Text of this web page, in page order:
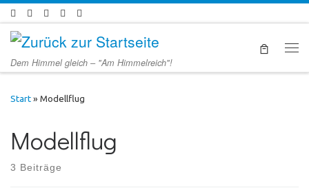
Zum Inhalt springen
Dem Himmel gleich – "Am Himmelreich"!
Start » Modellflug
Modellflug
3 Beiträge